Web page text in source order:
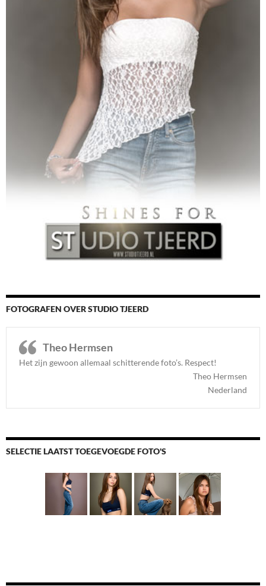
FOTOGRAFEN OVER STUDIO TJEERD
Theo Hermsen
Het zijn gewoon allemaal schitterende foto’s. Respect!
Theo Hermsen
Nederland
SELECTIE LAATST TOEGEVOEGDE FOTO'S